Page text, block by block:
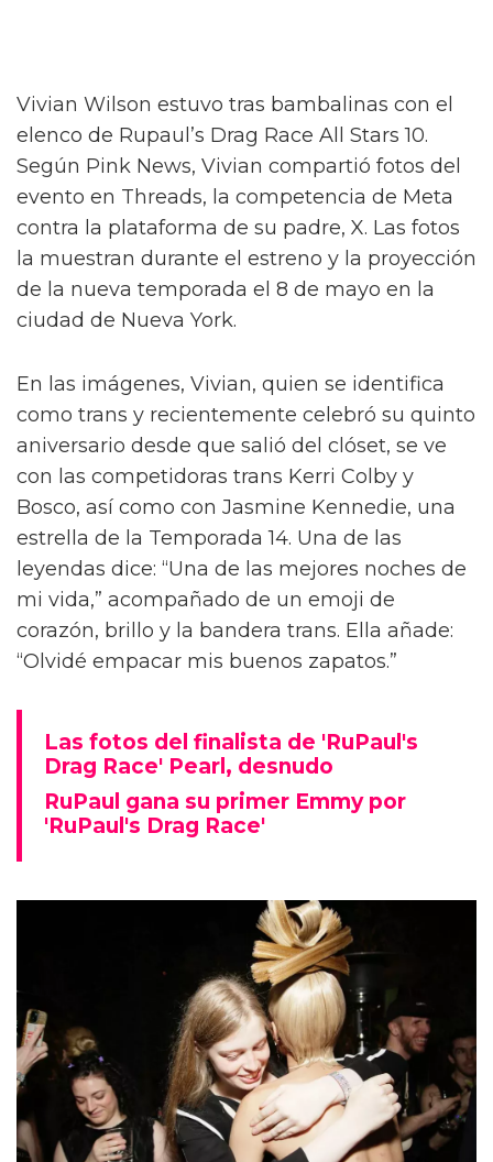
Vivian Wilson estuvo tras bambalinas con el
elenco de Rupaul’s Drag Race All Stars 10.
Según Pink News, Vivian compartió fotos del
evento en Threads, la competencia de Meta
contra la plataforma de su padre, X. Las fotos
la muestran durante el estreno y la proyección
de la nueva temporada el 8 de mayo en la
ciudad de Nueva York.
En las imágenes, Vivian, quien se identifica
como trans y recientemente celebró su quinto
aniversario desde que salió del clóset, se ve
con las competidoras trans Kerri Colby y
Bosco, así como con Jasmine Kennedie, una
estrella de la Temporada 14. Una de las
leyendas dice: “Una de las mejores noches de
mi vida,” acompañado de un emoji de
corazón, brillo y la bandera trans. Ella añade:
“Olvidé empacar mis buenos zapatos.”
Las fotos del finalista de 'RuPaul's
Drag Race' Pearl, desnudo
RuPaul gana su primer Emmy por
'RuPaul's Drag Race'